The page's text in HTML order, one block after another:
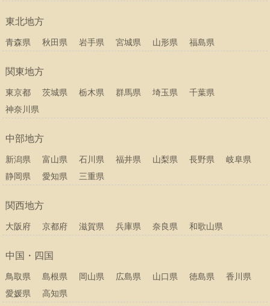
東北地方
青森県 秋田県 岩手県 宮城県 山形県 福島県
関東地方
東京都 茨城県 栃木県 群馬県 埼玉県
千葉県
神奈川県
中部地方
新潟県 富山県 石川県 福井県 山梨県 長野県
岐阜県
静岡県
愛知県 三重県
関西地方
大阪府 京都府 滋賀県 兵庫県 奈良県 和歌山県
中国・四国
鳥取県 島根県 岡山県 広島県 山口県 徳島県
香川県
愛媛県
高知県